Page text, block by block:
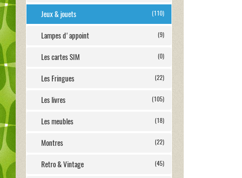
Jeux & jouets (110)
Lampes d'appoint (9)
Les cartes SIM (0)
Les Fringues (22)
Les livres (105)
Les meubles (18)
Montres (22)
Retro & Vintage (45)